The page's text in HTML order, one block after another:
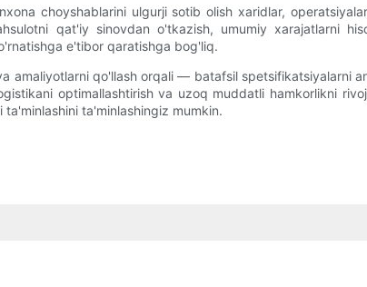
choyshablarini ulgurji sotib olish xaridlar,
qat'iy sinovdan o'tkazish, umumiy xarajatlarni
e'tibor qaratishga bog'liq.
amaliyotlarni qo'llash orqali — batafsil spetsifikatsiyalarni
optimallashtirish va uzoq muddatli hamkorlikni
ta'minlashingiz mumkin.